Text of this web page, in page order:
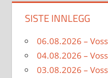
SISTE INNLEGG
06.08.2026 –
04.08.2026 –
03.08.2026 –